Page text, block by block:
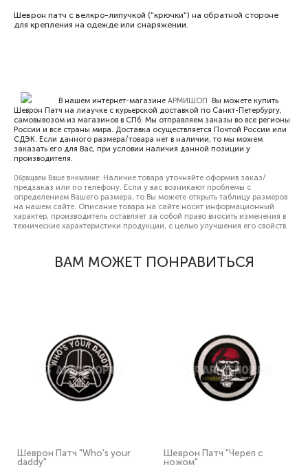
Шеврон патч с велкро-липучкой ("крючки") на обратной стороне
для крепления на одежде или снаряжении.
В нашем интернет-магазине АРМИШОП Вы можете купить
Шеврон Патч на лиаучке с курьерской доставкой по Санкт-Петербургу,
самовывозом из магазинов в СПб. Мы отправляем заказы во все регионы
России и все страны мира. Доставка осуществляется Почтой России или
СДЭК. Если данного размера/товара нет в наличии, то мы можем
заказать его для Вас, при условии наличия данной позиции у
производителя.
Обращаем Ваше внимание: Наличие товара уточняйте оформив заказ/
предзаказ или по телефону. Если у вас возникают проблемы с
определением Вашего размера, то Вы можете открыть таблицу размеров
на нашем сайте. Описание товара на сайте носит информационный
характер, производитель оставляет за собой право вносить изменения в
технические характеристики продукции, с целью улучшения его свойств.
ВАМ МОЖЕТ ПОНРАВИТЬСЯ
Шеврон Патч "Who's your
daddy"
Шеврон Патч "Череп с
ножом"